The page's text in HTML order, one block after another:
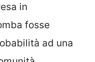
in
fosse
ad una